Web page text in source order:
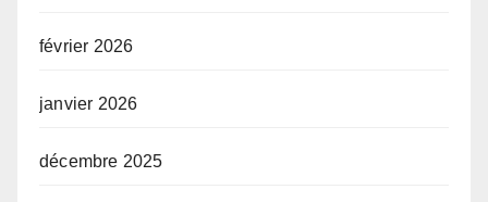
février 2026
janvier 2026
décembre 2025